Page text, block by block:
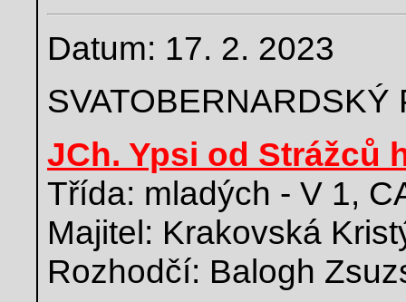
Datum: 17. 2. 2023
JCh. Ypsi od Strážců
Třída: mladých - V 1,
Majitel: Krakovská
Rozhodčí: Balogh